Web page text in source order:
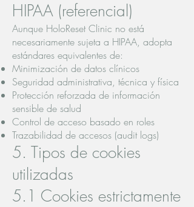
HIPAA (referencial)
Aunque HoloReset Clinic no está
necesariamente sujeta a HIPAA, adopta
estándares equivalentes de:
Minimización de datos clínicos
Seguridad administrativa, técnica y física
Protección reforzada de información
sensible de salud
Control de acceso basado en roles
Trazabilidad de accesos (audit logs)
5. Tipos de cookies
utilizadas
5.1 Cookies estrictamente